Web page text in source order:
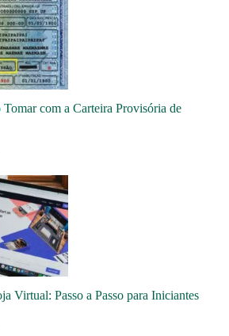
Tomar com a Carteira Provisória de
Virtual: Passo a Passo para Iniciantes